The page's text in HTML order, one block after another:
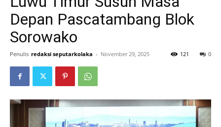
Depan Pascatambang Blok
Sorowako
Penulis redaksi seputarkolaka - November 29, 2025 0
121